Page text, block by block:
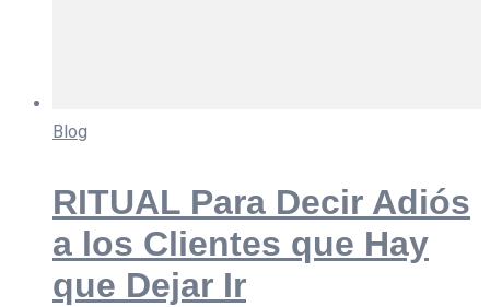
Blog
RITUAL Para Decir Adiós
a los Clientes que Hay
que Dejar Ir